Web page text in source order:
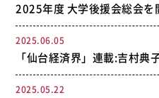
2025年度 大学後援会総会を
2025.06.05
「仙台経済界」連載:吉村典
2025.05.22